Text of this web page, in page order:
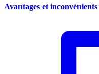
Avantages et inconvénients